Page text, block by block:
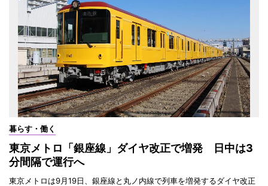
暮らす・働く
東京メトロ「銀座線」ダイヤ改正で増発 日中は3
分間隔で運行へ
東京メトロは9月19日、銀座線と丸ノ内線で列車を増発するダイヤ改正